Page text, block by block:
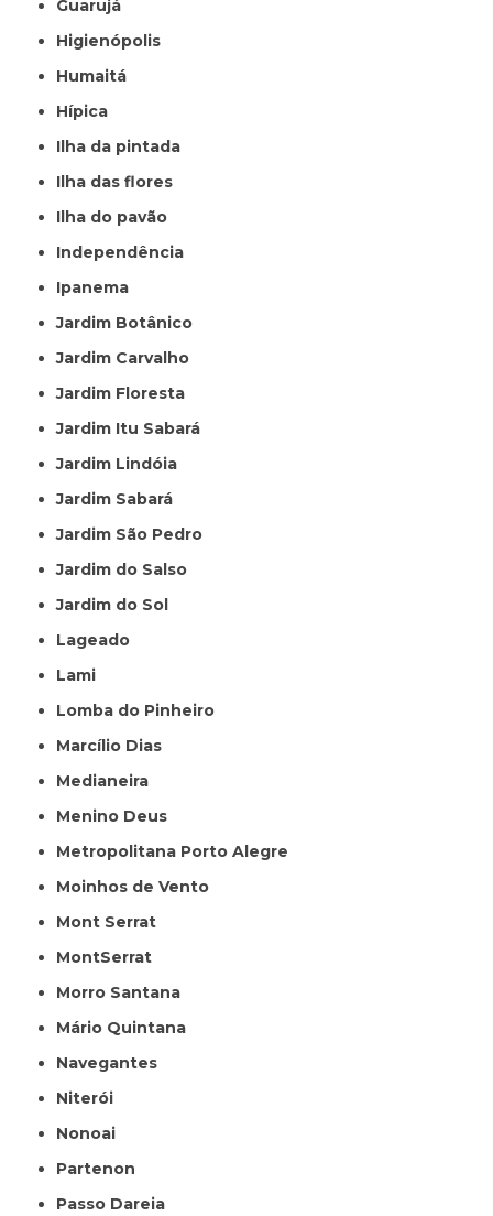
Guarujá
Higienópolis
Humaitá
Hípica
Ilha da pintada
Ilha das flores
Ilha do pavão
Independência
Ipanema
Jardim Botânico
Jardim Carvalho
Jardim Floresta
Jardim Itu Sabará
Jardim Lindóia
Jardim Sabará
Jardim São Pedro
Jardim do Salso
Jardim do Sol
Lageado
Lami
Lomba do Pinheiro
Marcílio Dias
Medianeira
Menino Deus
Metropolitana Porto Alegre
Moinhos de Vento
Mont Serrat
MontSerrat
Morro Santana
Mário Quintana
Navegantes
Niterói
Nonoai
Partenon
Passo Dareia